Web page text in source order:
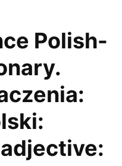
Polish-